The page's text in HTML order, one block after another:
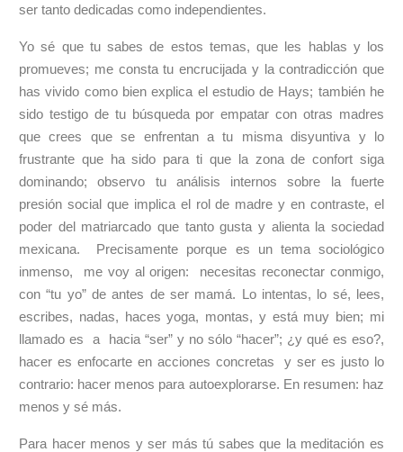
ser tanto dedicadas como independientes.
Yo sé que tu sabes de estos temas, que les hablas y los
promueves; me consta tu encrucijada y la contradicción que
has vivido como bien explica el estudio de Hays; también he
sido testigo de tu búsqueda por empatar con otras madres
que crees que se enfrentan a tu misma disyuntiva y lo
frustrante que ha sido para ti que la zona de confort siga
dominando; observo tu análisis internos sobre la fuerte
presión social que implica el rol de madre y en contraste, el
poder del matriarcado que tanto gusta y alienta la sociedad
mexicana. Precisamente porque es un tema sociológico
inmenso, me voy al origen: necesitas reconectar conmigo,
con “tu yo” de antes de ser mamá. Lo intentas, lo sé, lees,
escribes, nadas, haces yoga, montas, y está muy bien; mi
llamado es a hacia “ser” y no sólo “hacer”; ¿y qué es eso?,
hacer es enfocarte en acciones concretas y ser es justo lo
contrario: hacer menos para autoexplorarse. En resumen: haz
menos y sé más.
Para hacer menos y ser más tú sabes que la meditación es